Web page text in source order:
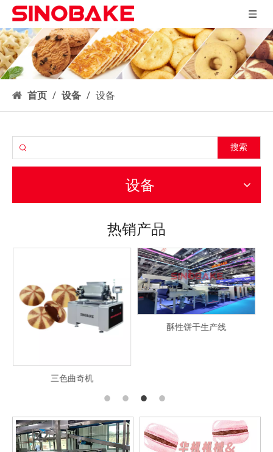
首页 / 设备 / 设备
搜索
设备
热销产品
酥性饼干生产线